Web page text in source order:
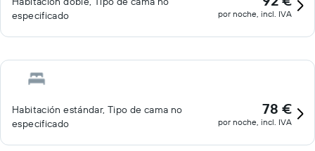
especificado
por noche, incl. IVA
Habitación estándar, Tipo de cama no
especificado
78 €
por noche, incl. IVA